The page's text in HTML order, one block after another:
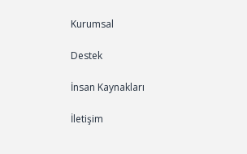
Kurumsal
Destek
İnsan Kaynakları
İletişim